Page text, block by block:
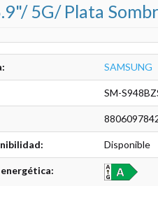
5G/ Plata
SAMSUNG
SM-
Disponible
energética: